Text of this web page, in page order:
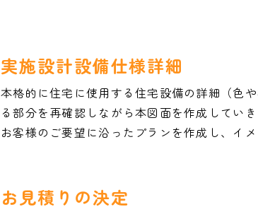
実施設計設備仕様詳細
本格的に住宅に使用する住宅設備の詳細（色
る部分を再確認しながら本図面を作成していき
お客様のご要望に沿ったプランを作成し、イ
お見積りの決定